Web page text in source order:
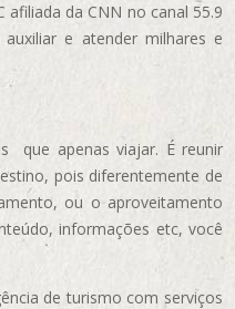
afiliada da CNN no canal 55.9
e atender milhares e
que apenas viajar. É reunir
pois diferentemente de
ou o aproveitamento
informações etc, você
de turismo com serviços